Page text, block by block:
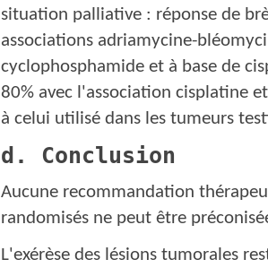
situation palliative : réponse de
associations adriamycine-
cyclophosphamide et à base de
80% avec l'association cisplatine
à celui utilisé dans les tumeurs
d. Conclusion
Aucune recommandation
randomisés ne peut être
L'exérèse des lésions tumorales